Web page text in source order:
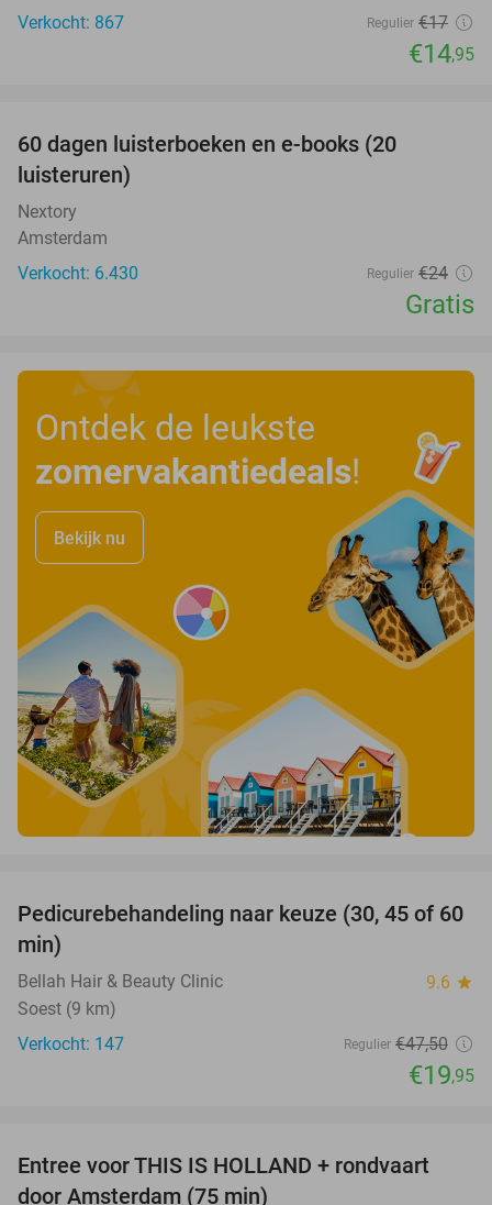
Verkocht: 867
Regulier €17
€14,95
60 dagen luisterboeken en e-books (20
luisteruren)
Nextory
Amsterdam
Verkocht: 6.430
Regulier €24
Gratis
Ontdek de leukste
zomervakantiedeals!
Bekijk nu
58%
Pedicurebehandeling naar keuze (30, 45 of 60
min)
Bellah Hair & Beauty Clinic 9.6 star
Soest (9 km)
Verkocht: 147
Regulier €47,50
€19,95
14%
Entree voor THIS IS HOLLAND + rondvaart
door Amsterdam (75 min)